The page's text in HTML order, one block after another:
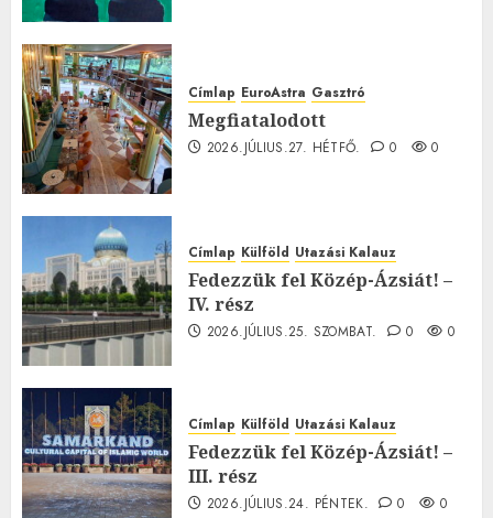
Címlap EuroAstra Gasztró
Megfiatalodott
2026.JÚLIUS.27. HÉTFŐ. 0 0
Címlap Külföld Utazási Kalauz
Fedezzük fel Közép-Ázsiát! –
IV. rész
2026.JÚLIUS.25. SZOMBAT. 0 0
Címlap Külföld Utazási Kalauz
Fedezzük fel Közép-Ázsiát! –
III. rész
2026.JÚLIUS.24. PÉNTEK. 0 0